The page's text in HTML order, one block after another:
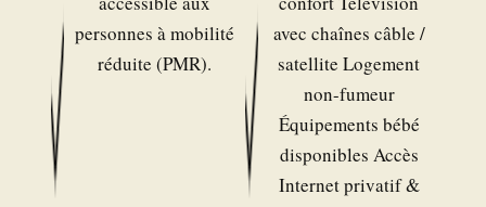
personnes à mobilité
réduite (PMR).
avec chaînes câble /
satellite Logement
non-fumeur
Équipements bébé
disponibles Accès
Internet privatif &